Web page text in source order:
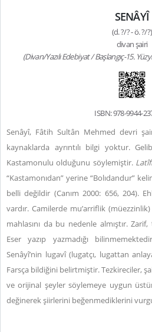
SENÂYÎ
(d. ?/? - ö. ?/?)
divan şairi
(Divan/Yazılı Edebiyat / Başlangıç-15.
ISBN: 978-9944-
Senâyî, Fâtih Sultân Mehmed devri
kaynaklarda ayrıntılı bilgi yoktur.
Kastamonulu olduğunu söylemiştir.
“Kastamonıdan” yerine “Bolıdandur”
belli değildir (Canım 2000: 656, 204).
vardır. Camilerde mu’arriflik
mahlasını da bu nedenle almıştır.
Eser yazıp yazmadığı
Senâyî’nin lugavî (lugatçı, lugattan
Farsça bildiğini belirtmiştir. Tezkireciler,
ve orijinal şeyler söylemeye uygun
değinerek şiirlerini beğenmediklerini